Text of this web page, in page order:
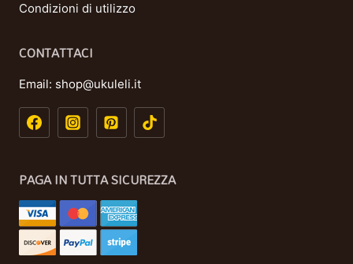
Condizioni di utilizzo
CONTATTACI
Email: shop@ukuleli.it
PAGA IN TUTTA SICUREZZA